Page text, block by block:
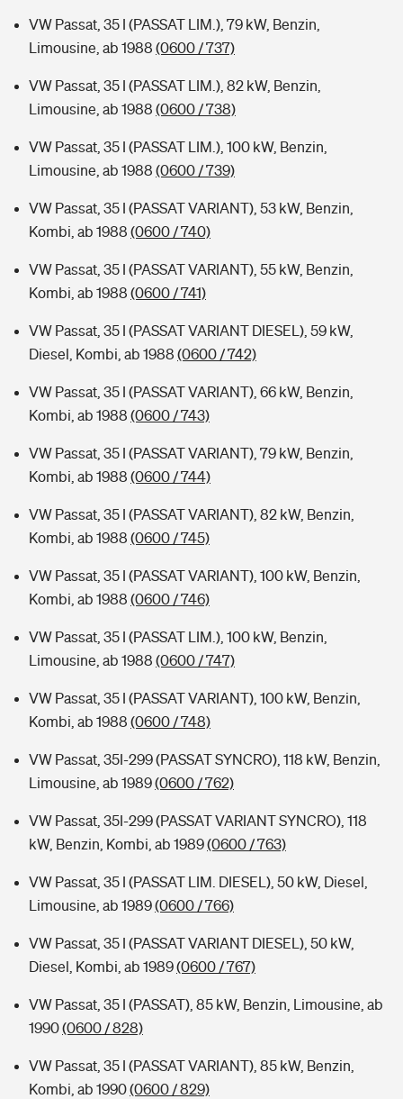
VW Passat, 35 I (PASSAT LIM.), 79 kW, Benzin,
Limousine, ab 1988 (0600 / 737)
VW Passat, 35 I (PASSAT LIM.), 82 kW, Benzin,
Limousine, ab 1988 (0600 / 738)
VW Passat, 35 I (PASSAT LIM.), 100 kW, Benzin,
Limousine, ab 1988 (0600 / 739)
VW Passat, 35 I (PASSAT VARIANT), 53 kW, Benzin,
Kombi, ab 1988 (0600 / 740)
VW Passat, 35 I (PASSAT VARIANT), 55 kW, Benzin,
Kombi, ab 1988 (0600 / 741)
VW Passat, 35 I (PASSAT VARIANT DIESEL), 59 kW,
Diesel, Kombi, ab 1988 (0600 / 742)
VW Passat, 35 I (PASSAT VARIANT), 66 kW, Benzin,
Kombi, ab 1988 (0600 / 743)
VW Passat, 35 I (PASSAT VARIANT), 79 kW, Benzin,
Kombi, ab 1988 (0600 / 744)
VW Passat, 35 I (PASSAT VARIANT), 82 kW, Benzin,
Kombi, ab 1988 (0600 / 745)
VW Passat, 35 I (PASSAT VARIANT), 100 kW, Benzin,
Kombi, ab 1988 (0600 / 746)
VW Passat, 35 I (PASSAT LIM.), 100 kW, Benzin,
Limousine, ab 1988 (0600 / 747)
VW Passat, 35 I (PASSAT VARIANT), 100 kW, Benzin,
Kombi, ab 1988 (0600 / 748)
VW Passat, 35I-299 (PASSAT SYNCRO), 118 kW, Benzin,
Limousine, ab 1989(0600 / 762)
VW Passat, 35I-299 (PASSAT VARIANT SYNCRO), 118
kW, Benzin, Kombi, ab 1989(0600 / 763)
VW Passat, 35 I (PASSAT LIM. DIESEL), 50 kW, Diesel,
Limousine, ab 1989(0600 / 766)
VW Passat, 35 I (PASSAT VARIANT DIESEL), 50 kW,
Diesel, Kombi, ab 1989(0600 / 767)
VW Passat, 35 I (PASSAT), 85 kW, Benzin, Limousine, ab
1990(0600 / 828)
VW Passat, 35 I (PASSAT VARIANT), 85 kW, Benzin,
Kombi, ab 1990(0600 / 829)